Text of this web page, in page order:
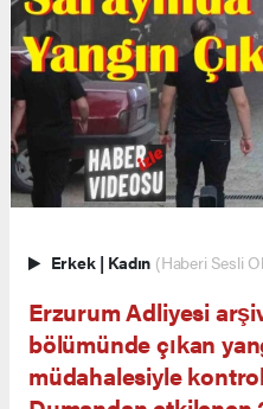
Erkek | Kadın (Haberi Sesli
Erzurum Adliyesi
bölümünde çıkan
müdahalesiyle kontrol